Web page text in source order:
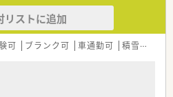
組んでおり「訪問調剤特化型店舗」を
は業界最多の51店舗設置しています
企業」「健康経営優良法人2023（大規模
し一人ひとりが働きやすい環境が整備
制度、評価制度、キャリア支援制度等
リストに追加
可 ブランク可 車通勤可 積雪なし